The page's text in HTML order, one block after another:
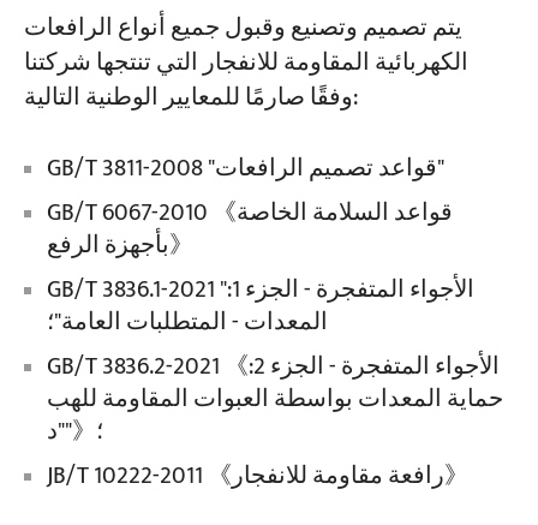
المشاريع
المدونات
أخبار
التطبيقات
معلومات عنا
يتم تصميم وتصنيع وقبول جميع أنواع الرافعات
الكهربائية المقاومة للانفجار التي تنتجها شركتنا
وفقًا صارمًا للمعايير الوطنية التالية:
GB/T 3811-2008 "قواعد تصميم الرافعات"
GB/T 6067-2010 《قواعد السلامة الخاصة
بأجهزة الرفع》
GB/T 3836.1-2021 "الأجواء المتفجرة - الجزء 1:
المعدات - المتطلبات العامة"؛
GB/T 3836.2-2021 《الأجواء المتفجرة - الجزء 2:
حماية المعدات بواسطة العبوات المقاومة للهب
"د"》؛
JB/T 10222-2011 《رافعة مقاومة للانفجار》